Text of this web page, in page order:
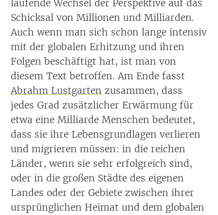
laufende Wechsel der Perspektive auf das
Schicksal von Millionen und Milliarden.
Auch wenn man sich schon lange intensiv
mit der globalen Erhitzung und ihren
Folgen beschäftigt hat, ist man von
diesem Text betroffen. Am Ende fasst
Abrahm Lustgarten zusammen, dass
jedes Grad zusätzlicher Erwärmung für
etwa eine Milliarde Menschen bedeutet,
dass sie ihre Lebensgrundlagen verlieren
und migrieren müssen: in die reichen
Länder, wenn sie sehr erfolgreich sind,
oder in die großen Städte des eigenen
Landes oder der Gebiete zwischen ihrer
ursprünglichen Heimat und dem globalen